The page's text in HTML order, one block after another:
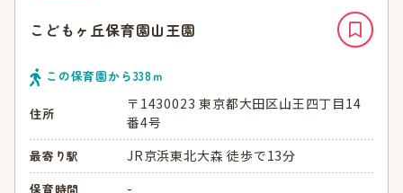
こどもヶ丘保育園山王園
この保育園から338ｍ
住所
〒1430023 東京都大田区山王四丁目14
番4号
最寄り駅 JR京浜東北大森 徒歩で13分
保育時間 -